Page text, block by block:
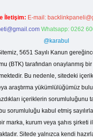
İletişim: E-mail:
Whatsapp: 0262
@karabul
5651 Sayılı Kanun
(BTK) tarafından onaylanmış
Bu nedenle, sitedeki
araştırma yükümlülüğümüz
içeriklerin sorumluluğunu
sorumluluğu kabul etmiş
marka, kurum veya şahıs şirketi
Sitede yalnızca kendi